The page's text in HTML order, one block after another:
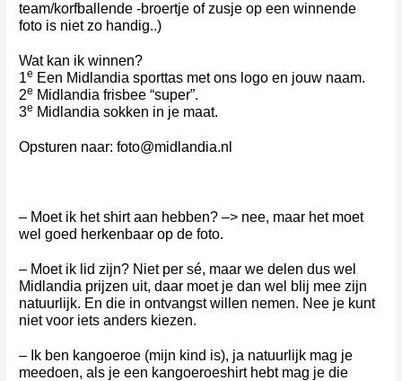
team/korfballende -broertje of zusje op een winnende
foto is niet zo handig..)
Wat kan ik winnen?
1e Een Midlandia sporttas met ons logo en jouw naam.
2e Midlandia frisbee “super”.
3e Midlandia sokken in je maat.
Opsturen naar: foto@midlandia.nl
– Moet ik het shirt aan hebben? –> nee, maar het moet
wel goed herkenbaar op de foto.
– Moet ik lid zijn? Niet per sé, maar we delen dus wel
Midlandia prijzen uit, daar moet je dan wel blij mee zijn
natuurlijk. En die in ontvangst willen nemen. Nee je kunt
niet voor iets anders kiezen.
– Ik ben kangoeroe (mijn kind is), ja natuurlijk mag je
meedoen, als je een kangoeroeshirt hebt mag je die